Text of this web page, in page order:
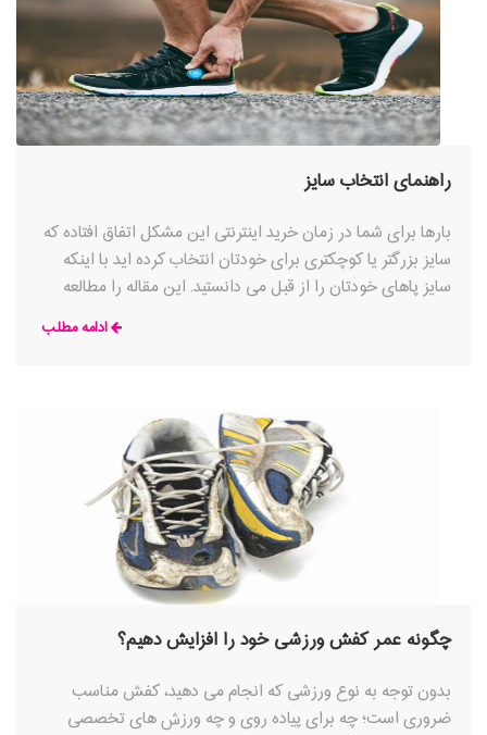
راهنمای انتخاب سایز
بارها برای شما در زمان خرید اینترنتی این مشکل اتفاق افتاده که
سایز بزرگتر یا کوچکتری برای خودتان انتخاب کرده اید با اینکه
سایز پاهای خودتان را از قبل می دانستید. این مقاله را مطالعه
ادامه مطلب
چگونه عمر کفش ورزشی خود را افزایش دهیم؟
بدون توجه به نوع ورزشی که انجام می دهید، کفش مناسب
ضروری است؛ چه برای پیاده روی و چه ورزش های تخصصی